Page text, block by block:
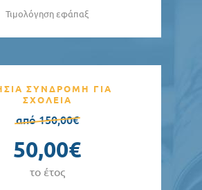
Τιμολόγηση εφάπαξ
ΣΥΝΔΡΟΜΗ ΓΙΑ
ΣΧΟΛΕΙΑ
από 150,00€
50,00€
το έτος